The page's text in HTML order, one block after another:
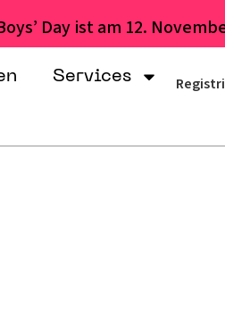
Day ist am 12.
Services